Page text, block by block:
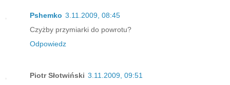
Pshemko 3.11.2009, 08:45
Czyżby przymiarki do powrotu?
Odpowiedz
Piotr Słotwiński 3.11.2009, 09:51